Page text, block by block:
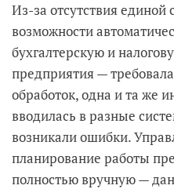
Из-за отсутствия
возможности
бухгалтерскую и
предприятия —
обработок, одна и та же
вводилась в разные
возникали ошибки.
планирование работы
полностью вручную —